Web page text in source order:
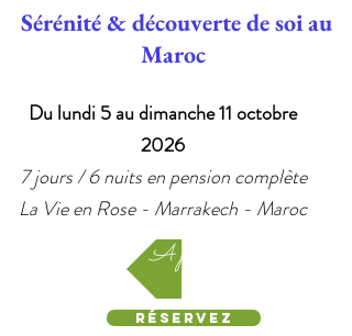
Sérénité & découverte de soi au
Maroc
Du lundi 5 au dimanche 11 octobre
2026
7 jours / 6 nuits en pension complète
La Vie en Rose - Marrakech - Maroc
A partir de 1 850 €
Réservez